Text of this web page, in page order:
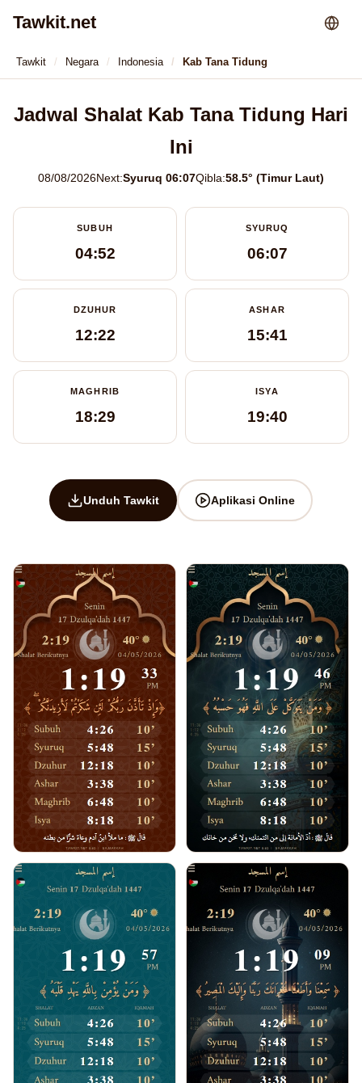
Tawkit.net
Tawkit Negara Indonesia Kab Tana Tidung
Jadwal Shalat Kab Tana Tidung Hari
Ini
08/08/2026Next:Syuruq 06:07Qibla:58.5° (Timur Laut)
SUBUH
04:52
SYURUQ
06:07
DZUHUR
12:22
ASHAR
15:41
MAGHRIB
18:29
ISYA
19:40
Unduh Tawkit Aplikasi Online